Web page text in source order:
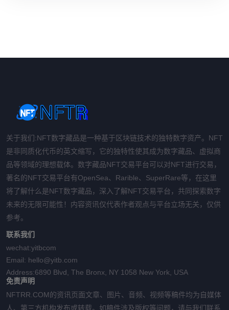
关于我们:NFT数字藏品是一种基于区块链技术的独特数字资产。NFT
是非同质化代币的英文缩写，它的独特性使其成为数字藏品、虚拟商
品等领域的理想载体。数字藏品NFT交易平台可以对NFT进行交易，
著名的NFT交易平台有OpenSea、Rarible、SuperRare等，在这里
将了解什么是NFT数字藏品，深入了解NFT交易平台，共同探索数字
未来的无限可能性！内容资讯仅代表作者观点与平台立场无关，仅供
参考。
联系我们
wechat:yitbcom
Email: hello@yitb.com
Address:6890 Blvd, The Bronx, NY 1058 New York, USA
免责声明
NFTRR.COM的资讯页面文章、图片、音频、视频等稿件均为自媒体
人、第三方机构发布或转载。如稿件涉及版权等问题，请与我们联系